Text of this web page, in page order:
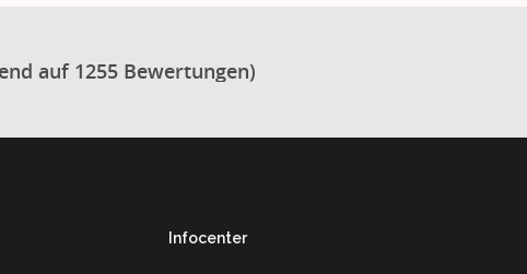
auf 1255 Bewertungen)
Infocenter